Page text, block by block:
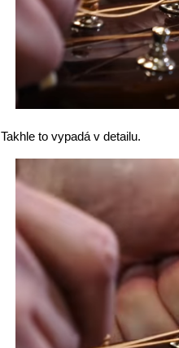
Takhle to vypadá v detailu.